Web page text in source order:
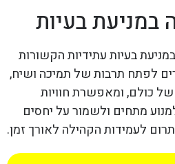
בעיות
בעיות עתידיות הקשורות
לפתח תרבות של תמיכה ושיח,
כולם, ומאפשרת חוויות
מתחים ולשמור על יחסים
לעמידות הקהילה לאורך זמן.